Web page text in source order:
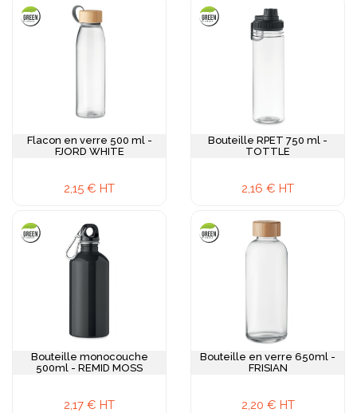
Flacon en verre 500 ml -
FJORD WHITE
2,15 € HT
Bouteille RPET 750 ml -
TOTTLE
2,16 € HT
Bouteille monocouche
500ml - REMID MOSS
2,17 € HT
Bouteille en verre 650ml -
FRISIAN
2,20 € HT